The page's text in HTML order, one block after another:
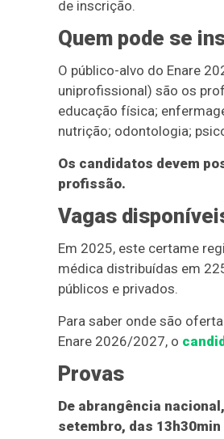
de inscrição.
Quem pode se
O público-alvo do Enare
uniprofissional) são os
educação física;
nutrição; odontologia;
Os candidatos devem
profissão.
Vagas
Em 2025, este certame
médica distribuídas em
públicos e privados.
Para saber onde são
Enare 2026/2027, o
Provas
De abrangência
setembro, das